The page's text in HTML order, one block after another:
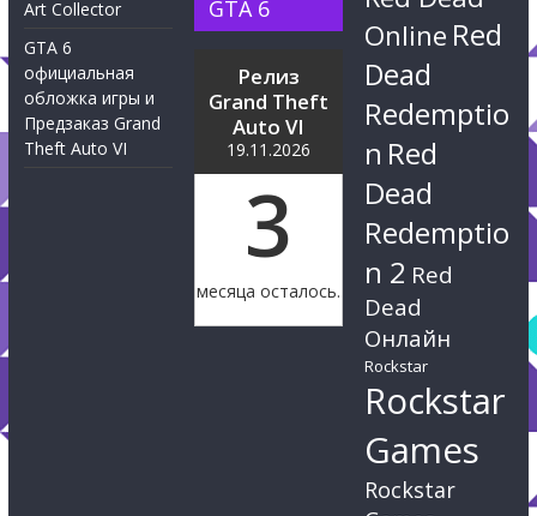
Art Collector
GTA 6
официальная
обложка игры и
Предзаказ Grand
Theft Auto VI
GTA 6
Релиз
Grand Theft
Auto VI
19.11.2026
3
месяца осталось.
Online Red
Dead
Redemptio
n Red
Dead
Redemptio
n 2 Red
Dead
Онлайн
Rockstar
Rockstar
Games
Rockstar